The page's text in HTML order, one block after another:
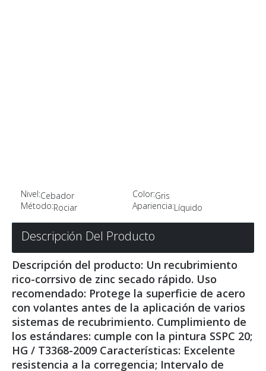
Nivel:Cebador Color:Gris
Método:Rociar Apariencia:Líquido
Descripción Del Producto
Descripción del producto: Un recubrimiento
rico-corrsivo de zinc secado rápido. Uso
recomendado: Protege la superficie de acero
con volantes antes de la aplicación de varios
sistemas de recubrimiento. Cumplimiento de
los estándares: cumple con la pintura SSPC 20;
HG / T3368-2009 Características: Excelente
resistencia a la corregencia; Intervalo de